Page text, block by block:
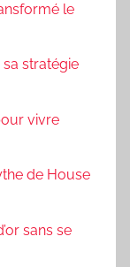
le
sa stratégie
vivre
de House
sans se